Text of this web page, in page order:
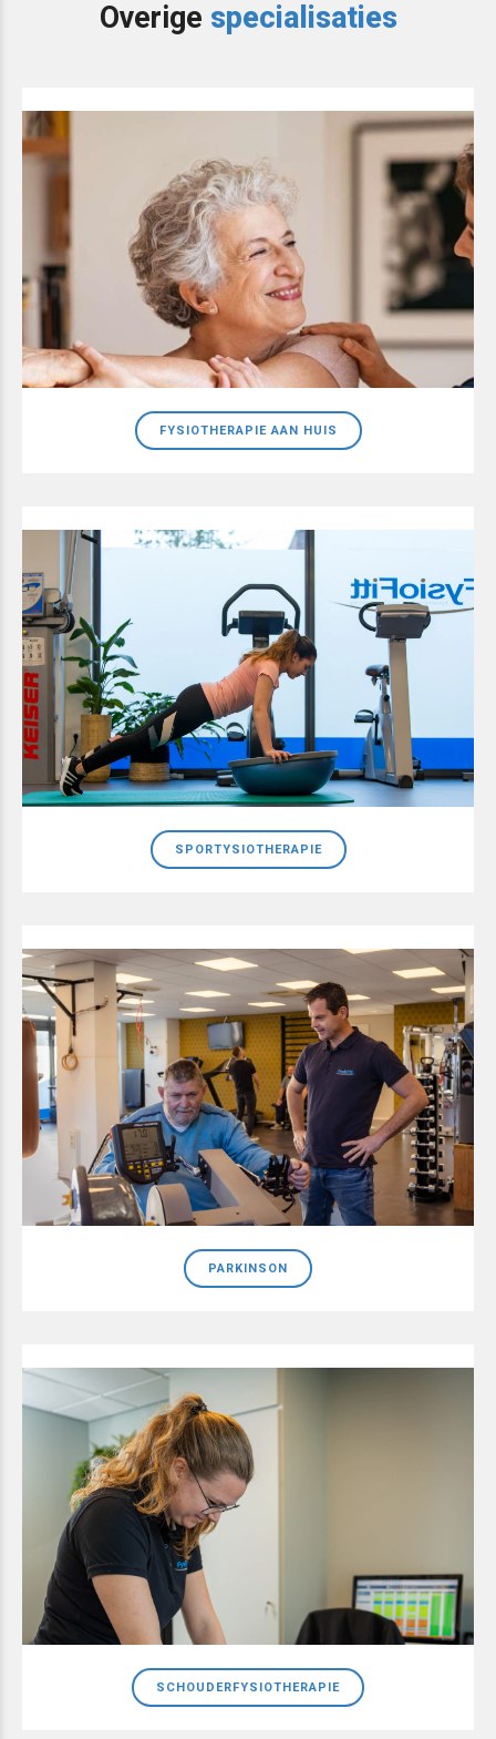
Overige specialisaties
FYSIOTHERAPIE AAN HUIS
SPORTYSIOTHERAPIE
PARKINSON
SCHOUDERFYSIOTHERAPIE